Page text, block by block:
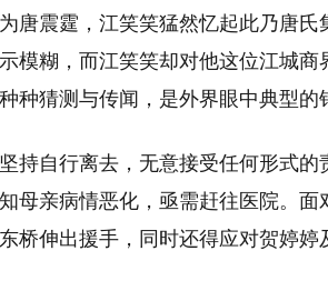
唐震霆，江笑笑猛然忆起此乃唐氏
模糊，而江笑笑却对他这位江城
种猜测与传闻，是外界眼中典型的
持自行离去，无意接受任何形式
母亲病情恶化，亟需赶往医院。
桥伸出援手，同时还得应对贺婷婷